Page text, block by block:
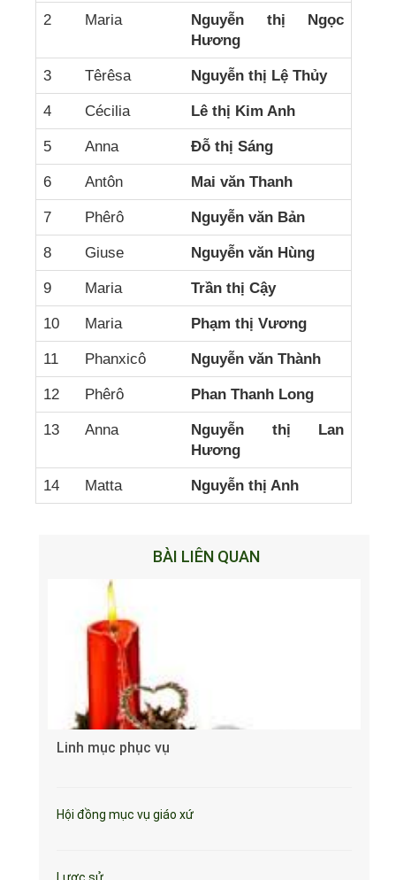
2 Maria
Nguyễn thị Ngọc
Hương
3 Têrêsa Nguyễn thị Lệ Thủy
4 Cécilia Lê thị Kim Anh
5 Anna Đỗ thị Sáng
6 Antôn Mai văn Thanh
7 Phêrô Nguyễn văn Bản
8 Giuse Nguyễn văn Hùng
9 Maria Trần thị Cậy
10 Maria Phạm thị Vương
11 Phanxicô Nguyễn văn Thành
12 Phêrô Phan Thanh Long
13 Anna
Nguyễn thị Lan
Hương
14 Matta Nguyễn thị Anh
BÀI LIÊN QUAN
Linh mục phục vụ
Hội đồng mục vụ giáo xứ
Lược sử